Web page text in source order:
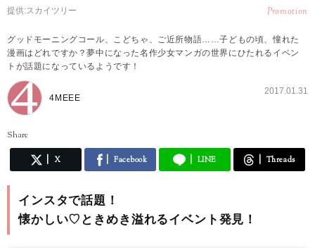
提供:スカイツリー Promotion
グッドモーニングコール、こどちゃ、ご近所物語……子どもの頃、憧れた
漫画はどれですか？夢中になった名作少女マンガの世界にひたれるイベン
トが話題になっているようです！
4MEEE
2017.01.31
Share
X Facebook LINE Threads
インスタで話題！
懐かしい♡ときめき溢れるイベント発見！